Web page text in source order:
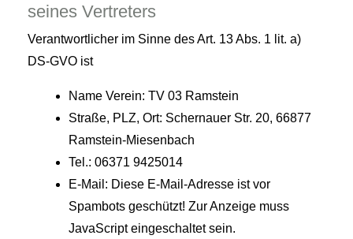
seines Vertreters
Verantwortlicher im Sinne des Art. 13 Abs. 1 lit. a)
DS-GVO ist
Name Verein: TV 03 Ramstein
Straße, PLZ, Ort: Schernauer Str. 20, 66877
Ramstein-Miesenbach
Tel.: 06371 9425014
E-Mail: Diese E-Mail-Adresse ist vor
Spambots geschützt! Zur Anzeige muss
JavaScript eingeschaltet sein.